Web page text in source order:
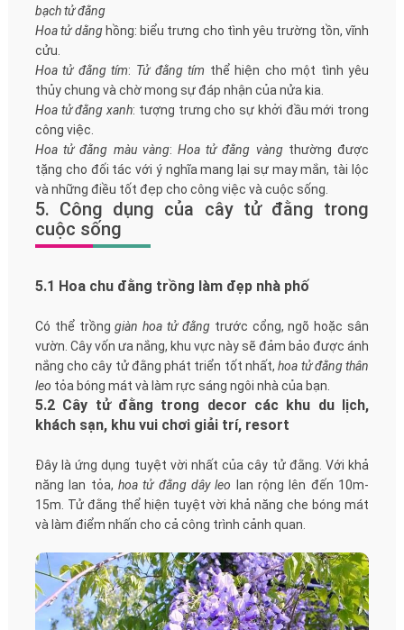
bạch tử đằng
Hoa tử dằnghồng: biểu trưng cho tình yêu trường tồn, vĩnh
cửu.
Hoa tử đằng tím: Tử đằng tím thể hiện cho một tình yêu
thủy chung và chờ mong sự đáp nhận của nửa kia.
Hoa tử đằng xanh: tượng trưng cho sự khởi đầu mới trong
công việc.
Hoa tử đằng màu vàng:Hoa tử đằng vàng thường được
tặng cho đối tác với ý nghĩa mang lại sự may mắn, tài lộc
và những điều tốt đẹp cho công việc và cuộc sống.
5. Công dụng của cây tử đằng trong
cuộc sống
5.1 Hoa chu đằng trồng làm đẹp nhà phố
Có thể trồng giàn hoa tử đằng trước cổng, ngõ hoặc sân
vườn. Cây vốn ưa nắng, khu vực này sẽ đảm bảo được ánh
nắng cho cây tử đằng phát triển tốt nhất,hoa tử đằng thân
leo tỏa bóng mát và làm rực sáng ngôi nhà của bạn.
5.2 Cây tử đằng trong decor các khu du lịch,
khách sạn, khu vui chơi giải trí, resort
Đây là ứng dụng tuyệt vời nhất của cây tử đằng. Với khả
năng lan tỏa, hoa tử đằng dây leo lan rộng lên đến 10m-
15m. Tử đằng thể hiện tuyệt vời khả năng che bóng mát
và làm điểm nhấn cho cả công trình cảnh quan.